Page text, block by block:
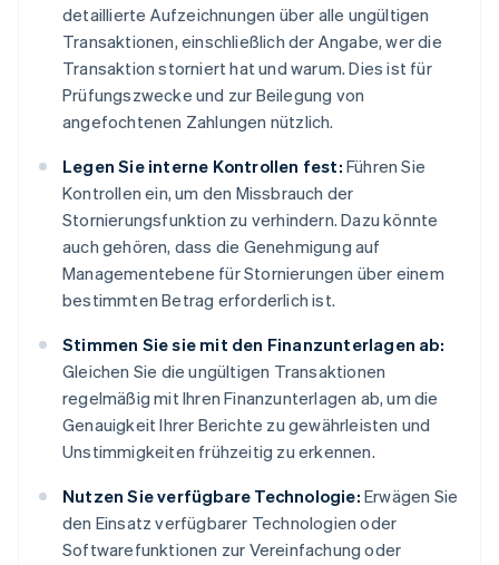
detaillierte Aufzeichnungen über alle ungültigen
Transaktionen, einschließlich der Angabe, wer die
Transaktion storniert hat und warum. Dies ist für
Prüfungszwecke und zur Beilegung von
angefochtenen Zahlungen nützlich.
Legen Sie interne Kontrollen fest: Führen Sie
Kontrollen ein, um den Missbrauch der
Stornierungsfunktion zu verhindern. Dazu könnte
auch gehören, dass die Genehmigung auf
Managementebene für Stornierungen über einem
bestimmten Betrag erforderlich ist.
Stimmen Sie sie mit den Finanzunterlagen ab:
Gleichen Sie die ungültigen Transaktionen
regelmäßig mit Ihren Finanzunterlagen ab, um die
Genauigkeit Ihrer Berichte zu gewährleisten und
Unstimmigkeiten frühzeitig zu erkennen.
Nutzen Sie verfügbare Technologie: Erwägen Sie
den Einsatz verfügbarer Technologien oder
Softwarefunktionen zur Vereinfachung oder